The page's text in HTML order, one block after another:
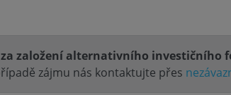
za založení alternativního investičního
zájmu nás kontaktujte přes